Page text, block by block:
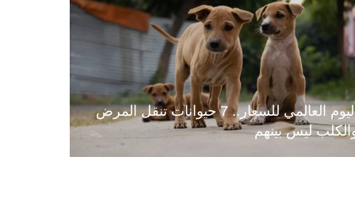
اليوم العالمي للسعار.. 7 حيوانات تنقل المرض
ليس بينهم